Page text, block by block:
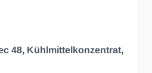
48, Kühlmittelkonzentrat,